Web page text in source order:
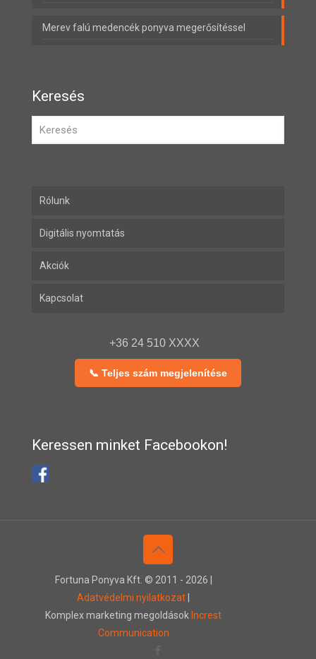
Merev falú medencék ponyva megerősítéssel
Keresés
Rólunk
Digitális nyomtatás
Akciók
Kapcsolat
+36 24 510 XXXX
📞 Teljes szám megjelenítése
Keressen minket Facebookon!
Fortuna Ponyva Kft. © 2011 - 2026 |
Adatvédelmi nyilatkozat
Komplex marketing megoldások Increst
Communication